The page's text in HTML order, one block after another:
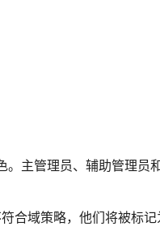
主管理员、辅助管理员
合域策略，他们将被标